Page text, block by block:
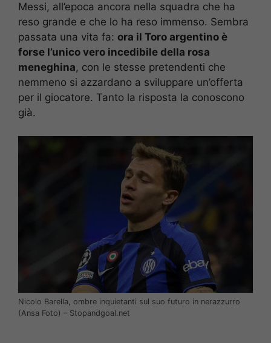
Messi, all’epoca ancora nella squadra che ha
reso grande e che lo ha reso immenso. Sembra
passata una vita fa: ora il Toro argentino è
forse l’unico vero incedibile della rosa
meneghina, con le stesse pretendenti che
nemmeno si azzardano a sviluppare un’offerta
per il giocatore. Tanto la risposta la conoscono
già.
Nicolo Barella, ombre inquietanti sul suo futuro in nerazzurro
(Ansa Foto) – Stopandgoal.net